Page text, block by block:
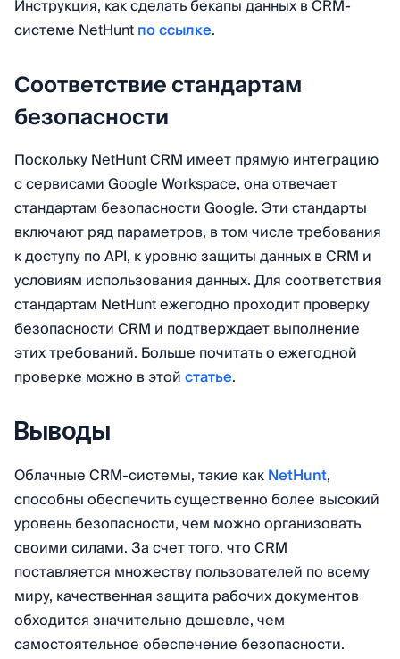
Инструкция, как сделать бекапы данных в CRM-
системе NetHuntпо ссылке.
Соответствие стандартам
безопасности
Поскольку NetHunt CRM имеет прямую интеграцию
с сервисами Google Workspace, она отвечает
стандартам безопасности Google. Эти стандарты
включают ряд параметров, в том числе требования
к доступу по API, к уровню защиты данных в CRM и
условиям использования данных. Для соответствия
стандартам NetHunt ежегодно проходит проверку
безопасности CRM и подтверждает выполнение
этих требований. Больше почитать о ежегодной
проверке можно в этойстатье.
Выводы
Облачные CRM-системы, такие какNetHunt,
способны обеспечить существенно более высокий
уровень безопасности, чем можно организовать
своими силами. За счет того, что CRM
поставляется множеству пользователей по всему
миру, качественная защита рабочих документов
обходится значительно дешевле, чем
самостоятельное обеспечение безопасности.